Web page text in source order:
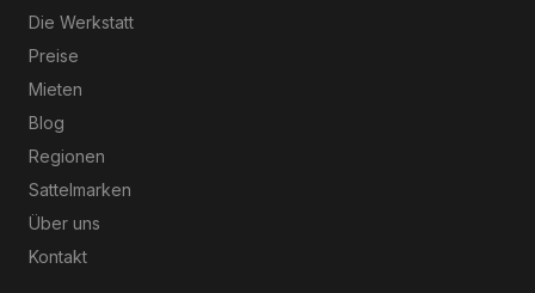
Die Werkstatt
Preise
Mieten
Blog
Regionen
Sattelmarken
Über uns
Kontakt